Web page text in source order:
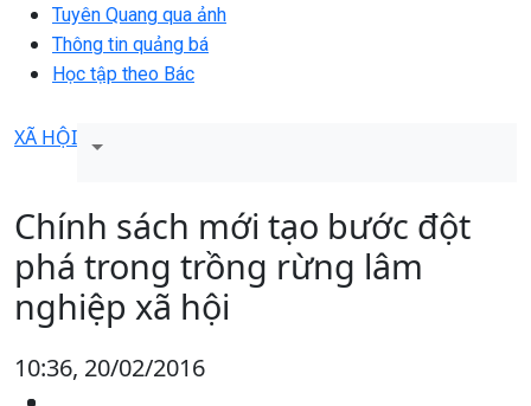
Tuyên Quang qua ảnh
Thông tin quảng bá
Học tập theo Bác
XÃ HỘI
Chính sách mới tạo bước đột
phá trong trồng rừng lâm
nghiệp xã hội
10:36, 20/02/2016